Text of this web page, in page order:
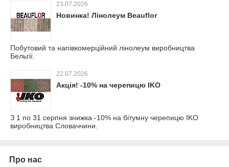
23.07.2026
Новинка! Лінолеум Beauflor
Побутовий та напівкомерційний лінолеум виробництва
Бельгії.
22.07.2026
Акція! -10% на черепицю IKO
З 1 по 31 серпня знижка -10% на бітумну черепицю IKO
виробництва Словаччини.
Про нас